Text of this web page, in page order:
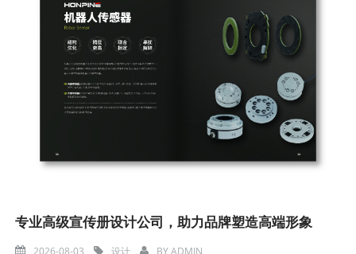
专业高级宣传册设计公司，助力品牌塑造高端形象
2026-08-03 设计 BYADMIN